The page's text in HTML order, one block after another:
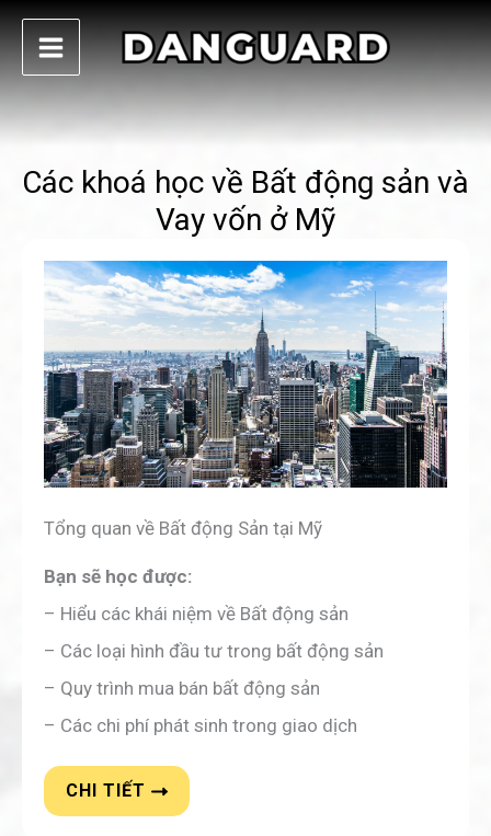
Skip
to
content
Các khoá học về Bất động sản và
Vay vốn ở Mỹ
Tổng quan về Bất động Sản tại Mỹ
Bạn sẽ học được:
– Hiểu các khái niệm về Bất động sản
– Các loại hình đầu tư trong bất động sản
– Quy trình mua bán bất động sản
– Các chi phí phát sinh trong giao dịch
CHI TIẾT